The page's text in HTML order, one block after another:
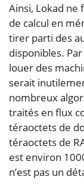
Ainsi, Lokad ne
de calcul en
tirer parti des
disponibles.
louer des
serait
nombreux
traités en flux
téraoctets de
téraoctets de
est environ
n’est pas un